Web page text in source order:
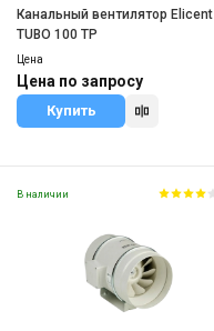
Канальный вентилятор Elicent
TUBO 100 TP
Цена
Цена по запросу
Купить
В наличии